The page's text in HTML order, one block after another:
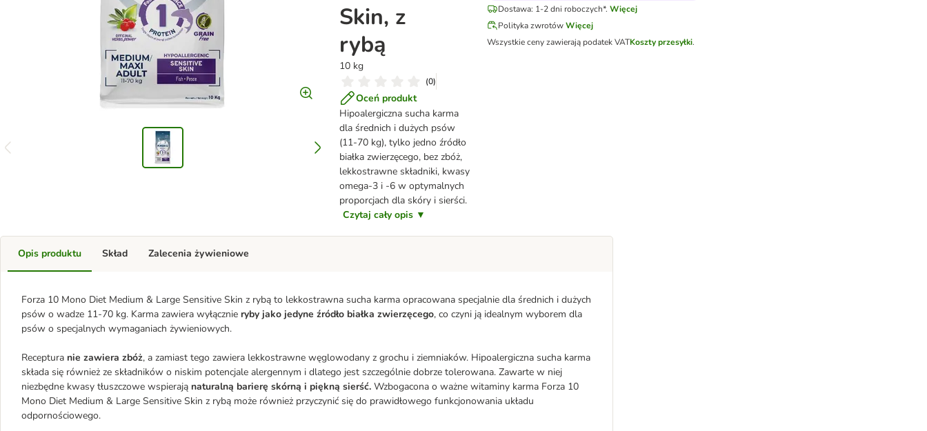
Skin, z
rybą
10 kg
(0)
Oceń produkt
Hipoalergiczna sucha karma
dla średnich i dużych psów
(11-70 kg), tylko jedno źródło
białka zwierzęcego, bez zbóż,
lekkostrawne składniki, kwasy
omega-3 i -6 w optymalnych
proporcjach dla skóry i sierści.
Czytaj cały opis ▼
Dostawa: 1-2 dni roboczych*. Więcej
Polityka zwrotówWięcej
Wszystkie ceny zawierają podatek VATKoszty przesyłki.
Opis produktu
Forza 10 Mono Diet Medium & Large Sensitive Skin z rybą to lekkostrawna sucha karma opracowana specjalnie dla średnich i dużych
psów o wadze 11-70 kg. Karma zawiera wyłącznie ryby jako jedyne źródło białka zwierzęcego, co czyni ją idealnym wyborem dla
psów o specjalnych wymaganiach żywieniowych.
Receptura nie zawiera zbóż, a zamiast tego zawiera lekkostrawne węglowodany z grochu i ziemniaków. Hipoalergiczna sucha karma
składa się również ze składników o niskim potencjale alergennym i dlatego jest szczególnie dobrze tolerowana. Zawarte w niej
niezbędne kwasy tłuszczowe wspierają naturalną barierę skórną i piękną sierść. Wzbogacona o ważne witaminy karma Forza 10
Mono Diet Medium & Large Sensitive Skin z rybą może również przyczynić się do prawidłowego funkcjonowania układu
odpornościowego.
Skład Zalecenia żywieniowe